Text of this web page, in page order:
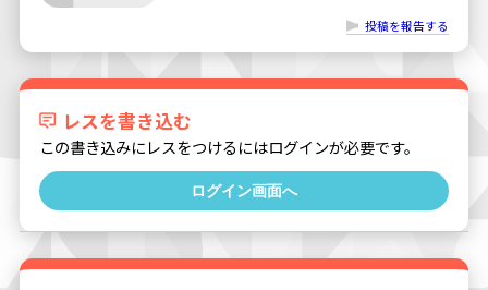
投稿を報告する
レスを書き込む
この書き込みにレスをつけるにはログインが必要です。
ログイン画面へ